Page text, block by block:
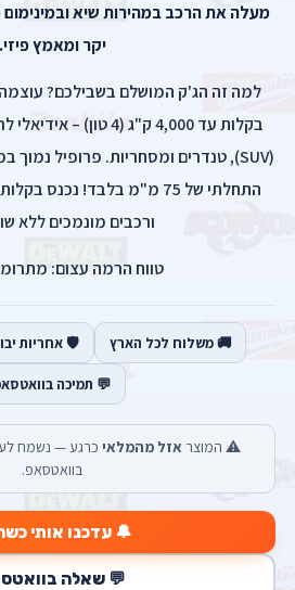
מעלה את הרכב במהירות שיא
יקר ומאמץ פיזי.
למה זה הג'ק המושלם בשבילכם?
בקלות עד 4,000 ק"ג (4
התחלתי של 75 מ"מ בלבד!
ורכבים מונמכים ללא
טווח הרמה עצום:
🚚 משלוח לכל הארץ 🛡️ אחריות
💬 תמיכה
⚠️ המוצר אזל מהמלאי כרגע — נשמח
בוואטסאפ.
🔔 עדכנו אותי
💬 שאלה